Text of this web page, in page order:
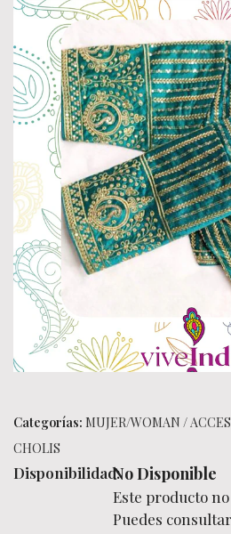
Categorías: MUJER/WOMAN /
CHOLIS
Disponibilidad:No Disponible
Este producto
Puedes